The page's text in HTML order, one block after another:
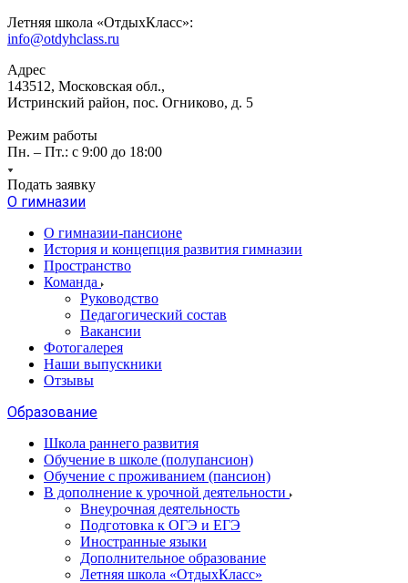
Летняя школа «ОтдыхКласс»:
info@otdyhclass.ru
Адрес
143512, Московская обл.,
Истринский район, пос. Огниково, д. 5
Режим работы
Пн. – Пт.: с 9:00 до 18:00
Подать заявку
О гимназии
О гимназии-пансионе
История и концепция развития гимназии
Пространство
Команда
Руководство
Педагогический состав
Вакансии
Фотогалерея
Наши выпускники
Отзывы
Образование
Школа раннего развития
Обучение в школе (полупансион)
Обучение с проживанием (пансион)
В дополнение к урочной деятельности
Внеурочная деятельность
Подготовка к ОГЭ и ЕГЭ
Иностранные языки
Дополнительное образование
Летняя школа «ОтдыхКласс»